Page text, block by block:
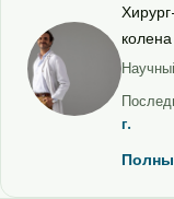
колена
г.